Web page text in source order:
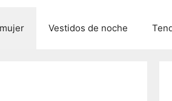
Vestidos de noche